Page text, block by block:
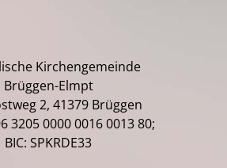
Kirchengemeinde
Brüggen-Elmpt
2, 41379 Brüggen
3205 0000 0016 0013 80;
BIC: SPKRDE33